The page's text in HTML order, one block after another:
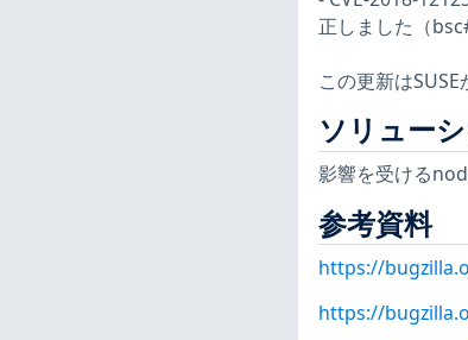
正しました（
この更新は
ソリュー
影響を受ける
参考資料
https://
https://